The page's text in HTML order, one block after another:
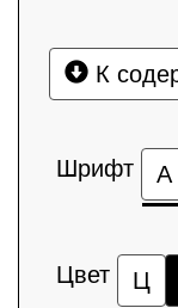
К
Шрифт А
Цвет Ц